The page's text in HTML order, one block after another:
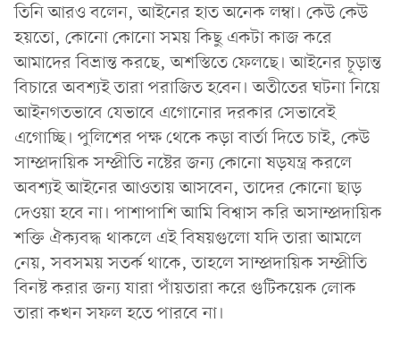
তিনি আরও বলেন, আইনের হাত অনেক লম্বা। কেউ কেউ
হয়তো, কোনো কোনো সময় কিছু একটা কাজ করে
আমাদের বিভ্রান্ত করছে, অশস্তিতে ফেলছে। আইনের চূড়ান্ত
বিচারে অবশ্যই তারা পরাজিত হবেন। অতীতের ঘটনা নিয়ে
আইনগতভাবে যেভাবে এগোনোর দরকার সেভাবেই
এগোচ্ছি। পুলিশের পক্ষ থেকে কড়া বার্তা দিতে চাই, কেউ
সাম্প্রদায়িক সম্প্রীতি নষ্টের জন্য কোনো ষড়যন্ত্র করলে
অবশ্যই আইনের আওতায় আসবেন, তাদের কোনো ছাড়
দেওয়া হবে না। পাশাপাশি আমি বিশ্বাস করি অসাম্প্রদায়িক
শক্তি ঐক্যবদ্ধ থাকলে এই বিষয়গুলো যদি তারা আমলে
নেয়, সবসময় সতর্ক থাকে, তাহলে সাম্প্রদায়িক সম্প্রীতি
বিনষ্ট করার জন্য যারা পাঁয়তারা করে গুটিকয়েক লোক
তারা কখন সফল হতে পারবে না।